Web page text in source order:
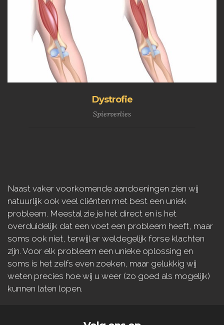
Dystrofie
Spierverlies
Naast vaker voorkomende aandoeningen zien wij
natuurlijk ook veel cliënten met best een uniek
probleem. Meestal zie je het direct en is het
overduidelijk dat een voet een probleem heeft, maar
soms ook niet, terwijl er weldegelijk forse klachten
zijn. Voor elk probleem een unieke oplossing en
soms is het zelfs even zoeken, maar gelukkig wij
weten precies hoe wij u weer (zo goed als mogelijk)
kunnen laten lopen.